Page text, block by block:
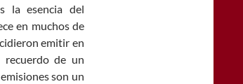
la esencia del
en muchos de
emitir en
de un
son un